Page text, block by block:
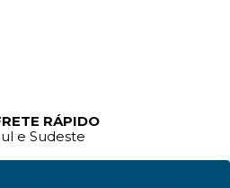
RÁPIDO
e Sudeste